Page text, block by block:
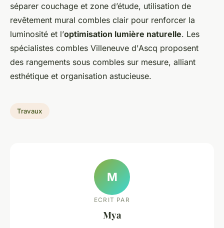
séparer couchage et zone d’étude, utilisation de
revêtement mural combles clair pour renforcer la
luminosité et l’optimisation lumière naturelle. Les
spécialistes combles Villeneuve d'Ascq proposent
des rangements sous combles sur mesure, alliant
esthétique et organisation astucieuse.
Travaux
M
ECRIT PAR
Mya